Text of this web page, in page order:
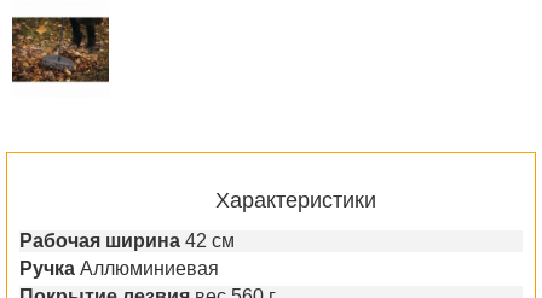
Характеристики
Рабочая ширина 42 см
Ручка Аллюминиевая